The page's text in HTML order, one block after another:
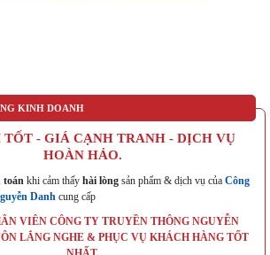
KINH DOANH
TỐT - GIÁ CẠNH TRANH - DỊCH VỤ
HOÀN HẢO.
toán khi cảm thấy hài lòng sản phẩm & dịch vụ của Công
Danh cung cấp
VIÊN CÔNG TY TRUYỀN THÔNG NGUYỄN
LẮNG NGHE & PHỤC VỤ KHÁCH HÀNG TỐT